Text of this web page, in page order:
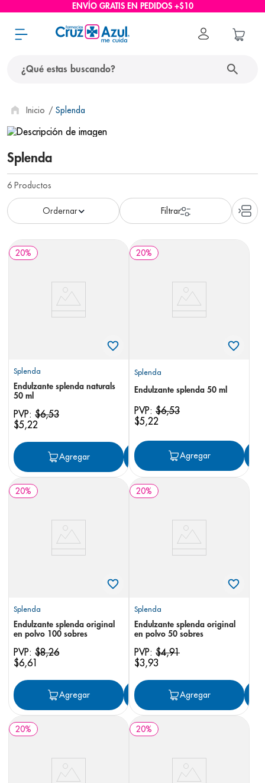
ENVÍO GRATIS EN PEDIDOS +$10
Splenda
Splenda
6 Productos
20%
Splenda
Endulzante splenda naturals
50 ml
PVP: $6,53
$5,22
Agregar Agregar
20%
Splenda
Endulzante splenda 50 ml
PVP: $6,53
$5,22
Agregar
20%
Splenda
Endulzante splenda original
en polvo 100 sobres
PVP: $8,26
$6,61
Agregar Agregar
20%
Splenda
Endulzante splenda original
en polvo 50 sobres
PVP: $4,91
$3,93
Agregar
20% 20%
términos más buscados
1. protector solar
2. pañales
3. eucerin
4. cerave
nivea
6. shampoo
7.
panolini
prueba embarazo